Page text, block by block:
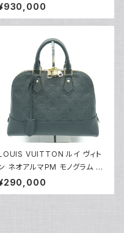
ロコダイル・ブリリアント ブロ
N93767 Y00503
VUITTON ルイ ヴィト
ネオアルマPM モノグラム ア
プラント ノワール ハンドバッ
M44832 Y02105